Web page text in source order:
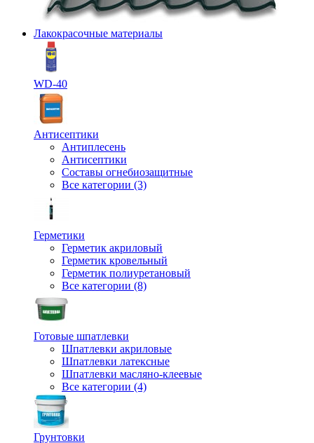
Лакокрасочные материалы
WD-40
Антисептики
Антиплесень
Антисептики
Составы огнебиозащитные
Все категории (3)
Герметики
Герметик акриловый
Герметик кровельный
Герметик полиуретановый
Все категории (8)
Готовые шпатлевки
Шпатлевки акриловые
Шпатлевки латексные
Шпатлевки масляно-клеевые
Все категории (4)
Грунтовки